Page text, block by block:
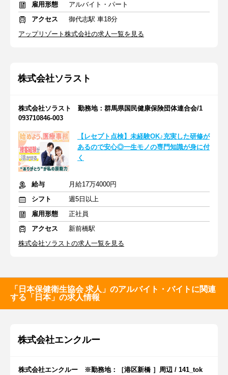
雇用形態
アルバイト・パート
アクセス
御代志駅 車18分
アップリゾート株式会社の求人一覧を見る
株式会社ソラスト
株式会社ソラスト 勤務地：群馬県国民健康保険団体連合会/1
093710846-003
【レセプト点検】未経験OK♪充実した研修が
あるので安心◎一生モノの専門知識が身に付
く
給与
月給17万4000円
シフト
週5日以上
雇用形態
正社員
アクセス
新前橋駅
株式会社ソラストの求人一覧を見る
「日本保健衛生協会 求人」のアルバイト・バイトに関連
する「日本」の求人情報
株式会社エンクルー
株式会社エンクルー ※勤務地：［港区新橋 ］周辺 / 141_tok